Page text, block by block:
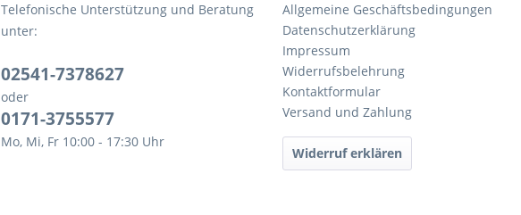
Telefonische Unterstützung und Beratung
unter:
02541-7378627
oder
0171-3755577
Mo, Mi, Fr 10:00 - 17:30 Uhr
Allgemeine Geschäftsbedingungen
Datenschutzerklärung
Impressum
Widerrufsbelehrung
Kontaktformular
Versand und Zahlung
Widerruf erklären